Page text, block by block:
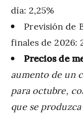
día: 2,25%
Previsión de
finales de 2026:
Precios de
aumento de un
para octubre,
que se